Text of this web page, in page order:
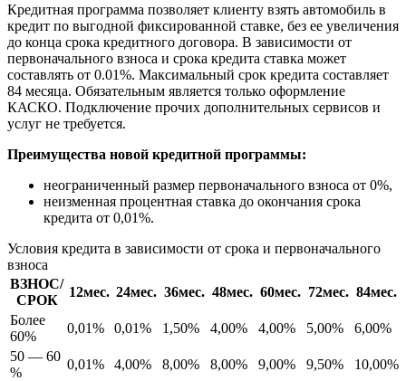
Кредитная программа позволяет клиенту взять автомобиль в
кредит по выгодной фиксированной ставке, без ее увеличения
до конца срока кредитного договора. В зависимости от
первоначального взноса и срока кредита ставка может
составлять от 0.01%. Максимальный срок кредита составляет
84 месяца. Обязательным является только оформление
КАСКО. Подключение прочих дополнительных сервисов и
услуг не требуется.
Преимущества новой кредитной программы:
неограниченный размер первоначального взноса от 0%,
неизменная процентная ставка до окончания срока
кредита от 0,01%.
Условия кредита в зависимости от срока и первоначального
взноса
ВЗНОС/
СРОК
12мес. 24мес. 36мес. 48мес. 60мес. 72мес. 84мес.
Более
60%
0,01% 0,01% 1,50% 4,00% 4,00% 5,00%
6,00%
50 — 60
%
0,01% 4,00% 8,00% 8,00% 9,00% 9,50%
10,00%